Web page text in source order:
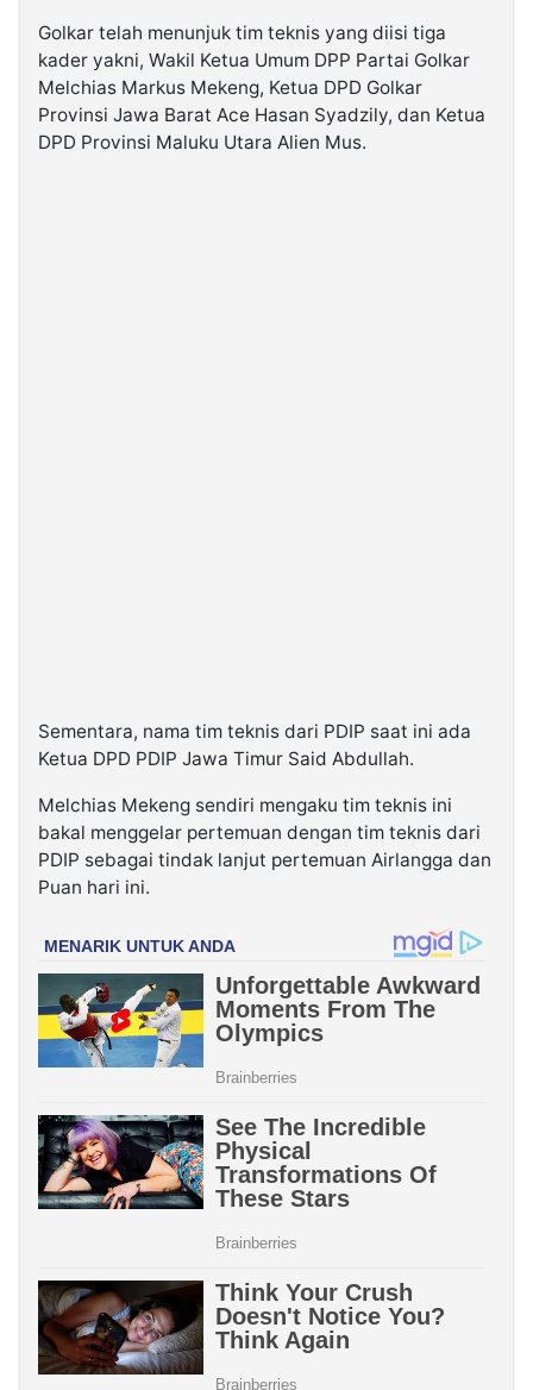
Golkar telah menunjuk tim teknis yang diisi tiga
kader yakni, Wakil Ketua Umum DPP Partai Golkar
Melchias Markus Mekeng, Ketua DPD Golkar
Provinsi Jawa Barat Ace Hasan Syadzily, dan Ketua
DPD Provinsi Maluku Utara Alien Mus.
Sementara, nama tim teknis dari PDIP saat ini ada
Ketua DPD PDIP Jawa Timur Said Abdullah.
Melchias Mekeng sendiri mengaku tim teknis ini
bakal menggelar pertemuan dengan tim teknis dari
PDIP sebagai tindak lanjut pertemuan Airlangga dan
Puan hari ini.